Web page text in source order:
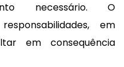
necessário. O
em
em consequência